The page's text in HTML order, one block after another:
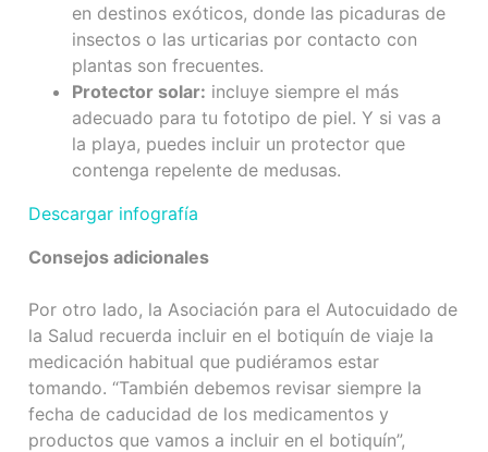
en destinos exóticos, donde las picaduras de
insectos o las urticarias por contacto con
plantas son frecuentes.
Protector solar: incluye siempre el más
adecuado para tu fototipo de piel. Y si vas a
la playa, puedes incluir un protector que
contenga repelente de medusas.
Descargar infografía
Consejos adicionales
Por otro lado, la Asociación para el Autocuidado de
la Salud recuerda incluir en el botiquín de viaje la
medicación habitual que pudiéramos estar
tomando. “También debemos revisar siempre la
fecha de caducidad de los medicamentos y
productos que vamos a incluir en el botiquín”,